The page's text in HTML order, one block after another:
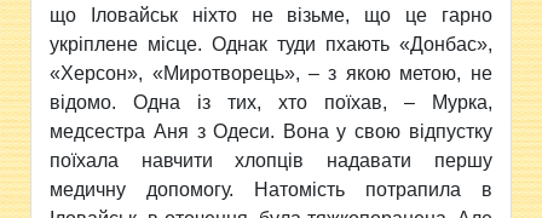
що Іловайськ ніхто не візьме, що це гарно
укріплене місце. Однак туди пхають «Донбас»,
«Херсон», «Миротворець», – з якою метою, не
відомо. Одна із тих, хто поїхав, – Мурка,
медсестра Аня з Одеси. Вона у свою відпустку
поїхала навчити хлопців надавати першу
медичну допомогу. Натомість потрапила в